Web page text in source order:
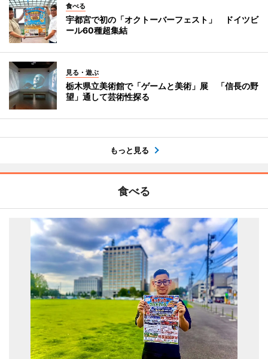
食べる
宇都宮で初の「オクトーバーフェスト」 ドイツビ
ール60種超集結
見る・遊ぶ
栃木県立美術館で「ゲームと美術」展 「信長の野
望」通して芸術性探る
もっと見る
食べる